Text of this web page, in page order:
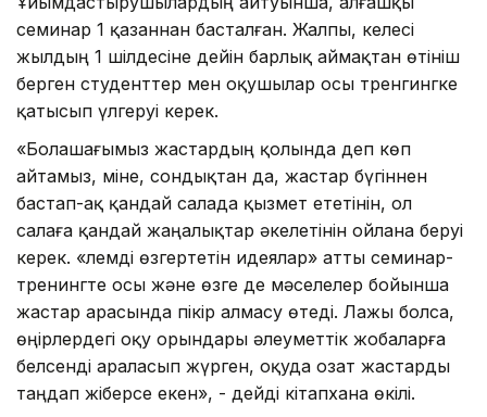
семинар 1 қазаннан басталған. Жалпы, келесі
жылдың 1 шілдесіне дейін барлық аймақтан өтініш
берген студенттер мен оқушылар осы тренгингке
қатысып үлгеруі керек.
«Болашағымыз жастардың қолында деп көп
айтамыз, міне, сондықтан да, жастар бүгіннен
бастап-ақ қандай салада қызмет ететінін, ол
салаға қандай жаңалықтар әкелетінін ойлана беруі
керек. «Әлемді өзгертетін идеялар» атты семинар-
тренингте осы және өзге де мәселелер бойынша
жастар арасында пікір алмасу өтеді. Лажы болса,
өңірлердегі оқу орындары әлеуметтік жобаларға
белсенді араласып жүрген, оқуда озат жастарды
таңдап жіберсе екен», - дейді кітапхана өкілі.